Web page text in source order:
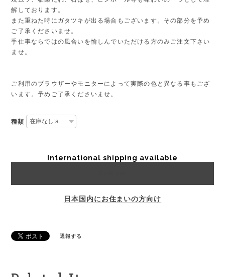
解しております。
また重ねた時にガタツキが出る場合もございます。その部分を予め
ご了承くださいませ。
手仕事ならではの風合いを愉しんでいただける方のみご注文下さい
ませ。
ご利用のブラウザーやモニターによって実際の色と異なる事もござ
います。予めご了承くださいませ。
種類
International shipping available
日本国内にお住まいの方向け
通報する